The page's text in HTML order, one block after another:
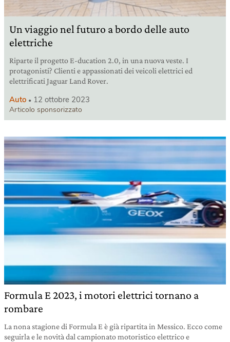
Un viaggio nel futuro a bordo delle auto
elettriche
Riparte il progetto E-ducation 2.0, in una nuova veste. I
protagonisti? Clienti e appassionati dei veicoli elettrici ed
elettrificati Jaguar Land Rover.
Auto 12 ottobre 2023
Articolo sponsorizzato
Formula E 2023, i motori elettrici tornano a
rombare
La nona stagione di Formula E è già ripartita in Messico. Ecco come
seguirla e le novità dal campionato motoristico elettrico e